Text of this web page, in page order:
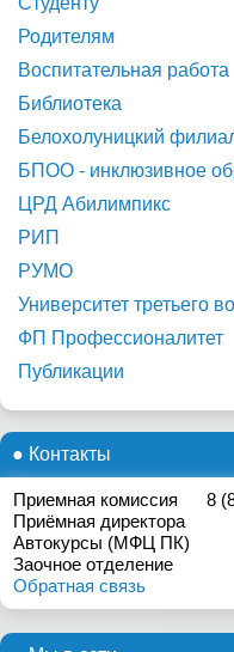
Родителям
Воспитательная работа
Библиотека
Белохолуницкий
БПОО - инклюзивное
ЦРД Абилимпикс
РИП
РУМО
Университет третьего
ФП Профессионалитет
Публикации
● Контакты
Приемная комиссия 8
Приёмная директора
Автокурсы (МФЦ ПК)
Заочное отделение
Обратная связь